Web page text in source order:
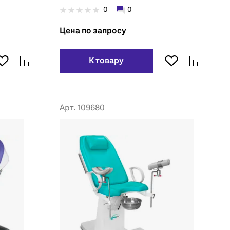
0 0
Цена по запросу
К товару
Арт. 109680